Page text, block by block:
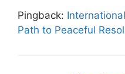
Pingback:
Path to Peaceful